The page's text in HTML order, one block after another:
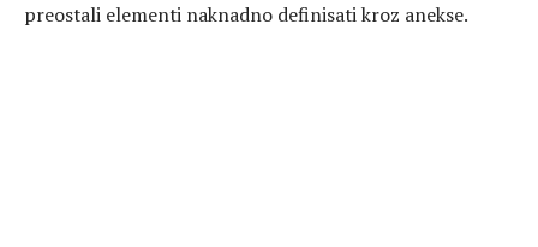
preostali elementi naknadno definisati kroz anekse.